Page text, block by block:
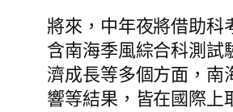
將來，中年夜將借助科
含南海季風綜合科測試
濟成長等多個方面，南
響等結果，皆在國際上